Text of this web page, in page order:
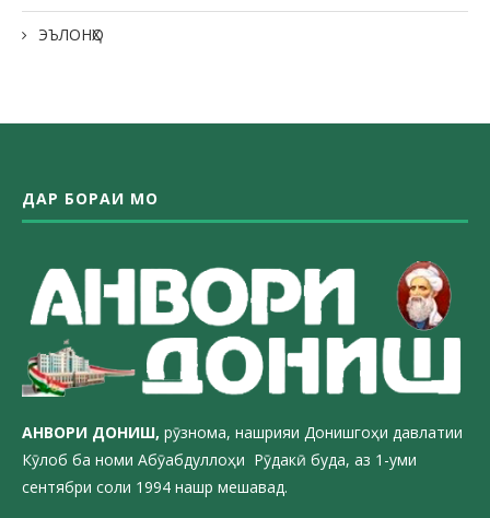
ЭЪЛОНҲО
ДАР БОРАИ МО
АНВОРИ ДОНИШ, рӯзнома, нашрияи Донишгоҳи давлатии
Кӯлоб ба номи Абӯабдуллоҳи Рӯдакӣ буда, аз 1-уми
сентябри соли 1994 нашр мешавад.